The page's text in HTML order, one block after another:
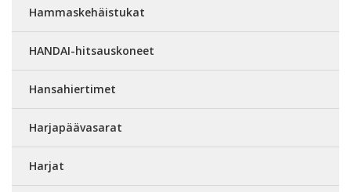
Hammaskehäistukat
HANDAI-hitsauskoneet
Hansahiertimet
Harjapäävasarat
Harjat